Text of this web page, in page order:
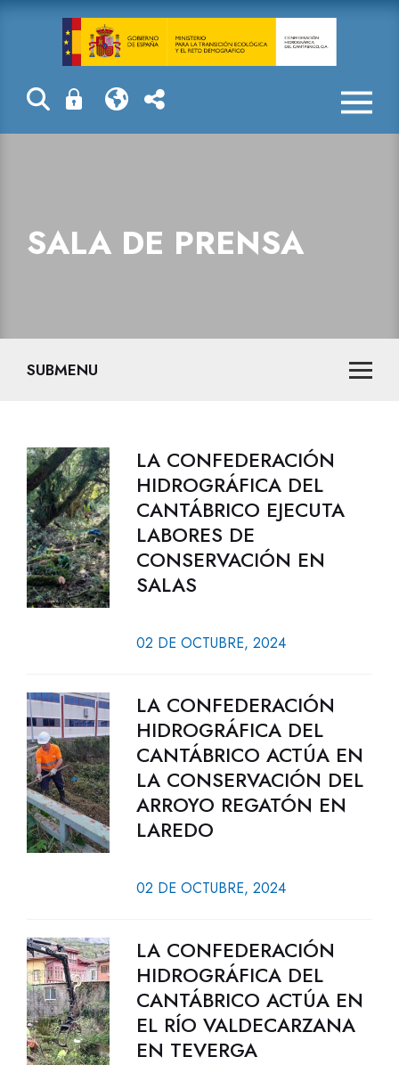
Sala de prensa
SALA DE PRENSA
SUBMENU
LA CONFEDERACIÓN
HIDROGRÁFICA DEL
CANTÁBRICO EJECUTA
LABORES DE
CONSERVACIÓN EN
SALAS
02 DE OCTUBRE, 2024
LA CONFEDERACIÓN
HIDROGRÁFICA DEL
CANTÁBRICO ACTÚA EN
LA CONSERVACIÓN DEL
ARROYO REGATÓN EN
LAREDO
02 DE OCTUBRE, 2024
LA CONFEDERACIÓN
HIDROGRÁFICA DEL
CANTÁBRICO ACTÚA EN
EL RÍO VALDECARZANA
EN TEVERGA